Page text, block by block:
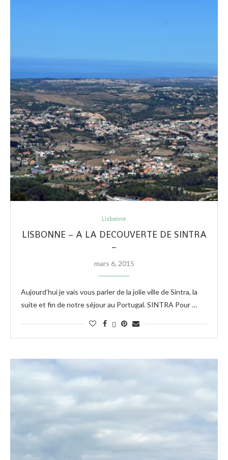
Lisbonne
LISBONNE – A LA DECOUVERTE DE SINTRA
–
mars 6, 2015
Aujourd’hui je vais vous parler de la jolie ville de Sintra, la
suite et fin de notre séjour au Portugal. SINTRA Pour …